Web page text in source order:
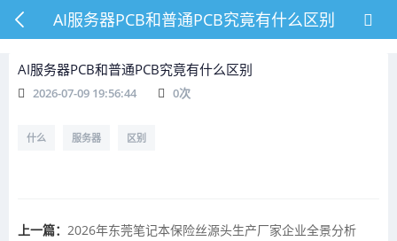
AI服务器PCB和普通PCB究竟有什么区别
AI服务器PCB和普通PCB究竟有什么区别
2026-07-09 19:56:44 0次
什么 服务器 区别
上一篇： 2026年东莞笔记本保险丝源头生产厂家企业全景分析